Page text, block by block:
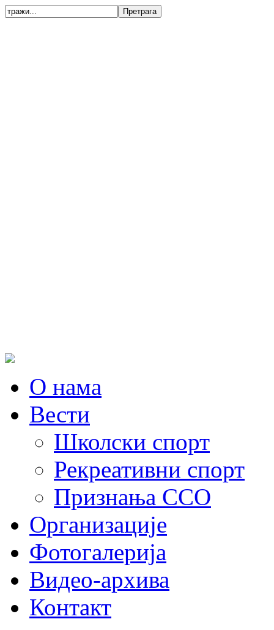
О нама
Вести
Школски спорт
Рекреативни спорт
Признања ССО
Oрганизације
Фотогалерија
Видео-архива
Контакт